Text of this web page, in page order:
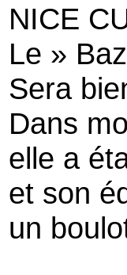
NICE
Le »
Sera
Dans
elle a
et son
un